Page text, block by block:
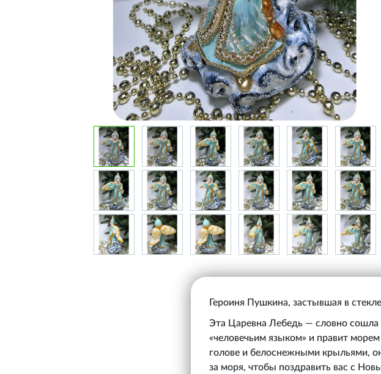
Героиня Пушкина, застывшая в стекле
Эта Царевна Лебедь — словно сошла
«человечьим языком» и правит
голове и белоснежными крыльями,
за моря, чтобы поздравить вас с